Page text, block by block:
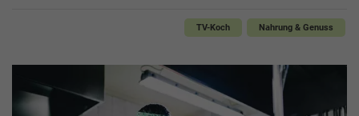
TV-Koch Nahrung & Genuss